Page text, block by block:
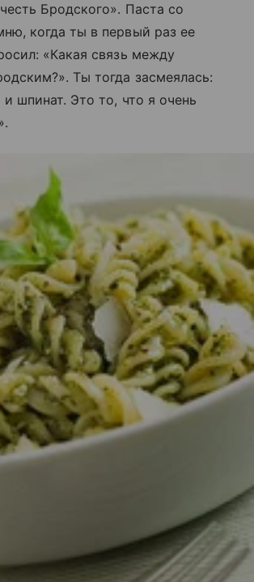
Бродского». Паста со
когда ты в первый раз ее
«Какая связь между
Ты тогда засмеялась:
шпинат. Это то, что я очень